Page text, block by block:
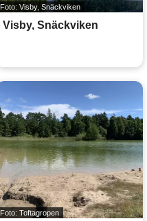
Foto: Visby, Snäckviken
Visby, Snäckviken
Foto: Toftagropen